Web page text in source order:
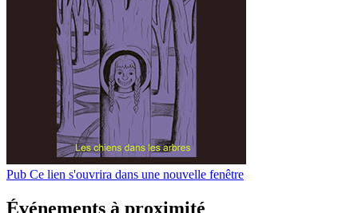
Pub Ce lien s'ouvrira dans une nouvelle fenêtre
Événements à proximité